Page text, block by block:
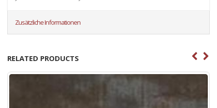
Zusätzliche Informationen
RELATED PRODUCTS